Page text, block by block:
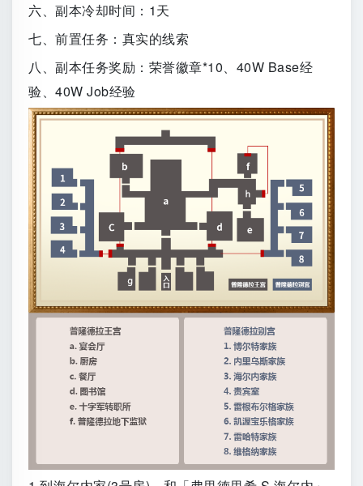
六、副本冷却时间：1天
七、前置任务：真实的线索
八、副本任务奖励：荣誉徽章*10、40W Base经
验、40W Job经验